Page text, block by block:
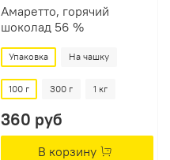
Амаретто, горячий
шоколад 56 %
Упаковка На чашку
100 г 300 г 1 кг
360 руб
В корзину